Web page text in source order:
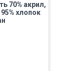
70% акрил,
хлопок